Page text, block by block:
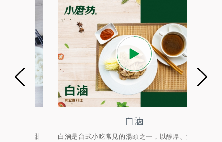
白滷是台式小吃常見的湯頭之一，以醇厚、濃郁的